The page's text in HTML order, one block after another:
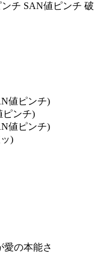
チ SAN値ピンチ 破
値ピンチ)
ピンチ)
値ピンチ)
)
愛の本能さ